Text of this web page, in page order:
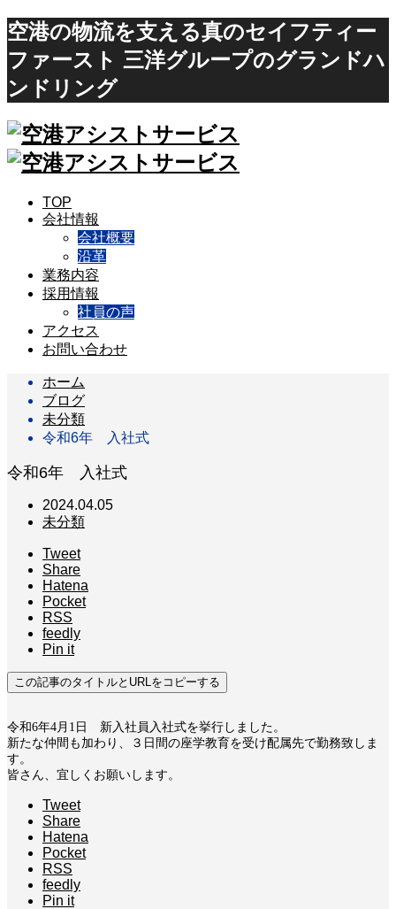
空港の物流を支える真のセイフティー
ファースト 三洋グループのグランドハ
ンドリング
TOP
会社情報
会社概要
沿革
業務内容
採用情報
社員の声
アクセス
お問い合わせ
ホーム
ブログ
未分類
令和6年 入社式
令和6年 入社式
2024.04.05
未分類
Tweet
Share
Hatena
Pocket
RSS
feedly
Pin it
この記事のタイトルとURLをコピーする
令和6年4月1日 新入社員入社式を挙行しました。
新たな仲間も加わり、３日間の座学教育を受け配属先で勤務致しま
す。
皆さん、宜しくお願いします。
Tweet
Share
Hatena
Pocket
RSS
feedly
Pin it